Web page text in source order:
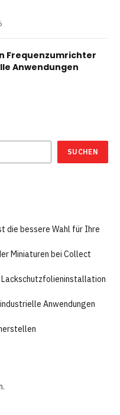
Frequenzumrichter
Anwendungen
SUCHEN
die bessere Wahl für Ihre
Miniaturen bei Collect
Anwendungen